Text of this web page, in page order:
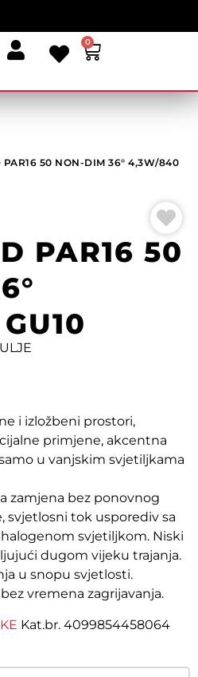
0
PAR16 50 NON-DIM 36° 4,3W/840
PAR16 50
i izložbeni prostori,
primjene, akcentna
u vanjskim svjetiljkama
zamjena bez ponovnog
svjetlosni tok usporediv sa
svjetiljkom. Niski
dugom vijeku trajanja.
u snopu svjetlosti.
vremena zagrijavanja.
Kat.br. 4099854458064